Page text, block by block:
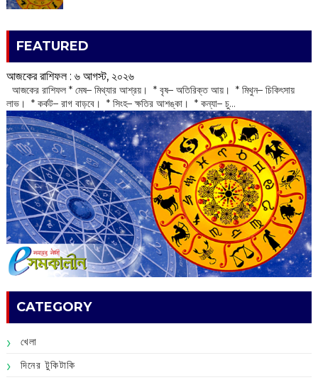
FEATURED
আজকের রাশিফল :‌ ‌‌৬ আগস্ট, ২০২৬
‌ আজকের রাশিফল * মেষ– মিথ্যার আশ্রয়। * বৃষ– অতিরিক্ত আয়। * মিথুন– চিকিৎসায়
লাভ। * কর্কট– রাগ বাড়বে। * সিংহ– ক্ষতির আশঙ্কা। * কন্যা– চু...
CATEGORY
খেলা
দিনের টুকিটাকি